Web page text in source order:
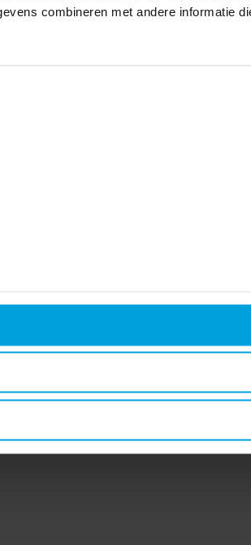
combineren met andere informatie